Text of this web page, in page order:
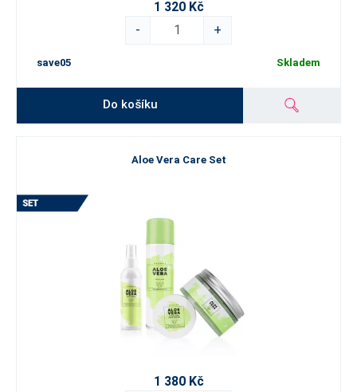
1 320 Kč
-
+
save05 Skladem
Do košíku
Aloe Vera Care Set
1 380 Kč